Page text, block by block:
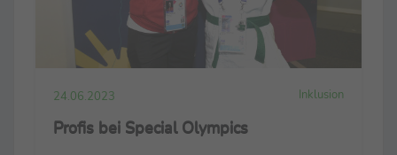
24.06.2023 Inklusion
Profis bei Special Olympics